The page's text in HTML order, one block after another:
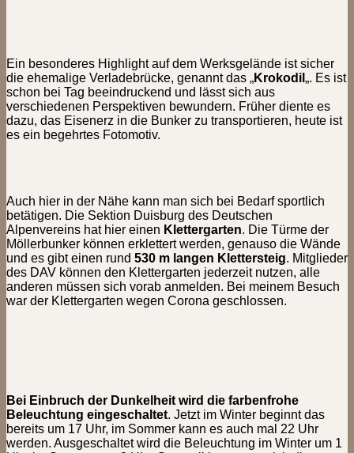
Ein besonderes Highlight auf dem Werksgelände ist sicher
die ehemalige Verladebrücke, genannt das „Krokodil „. Es ist
schon bei Tag beeindruckend und lässt sich aus
verschiedenen Perspektiven bewundern. Früher diente es
dazu, das Eisenerz in die Bunker zu transportieren, heute ist
es ein begehrtes Fotomotiv.
Auch hier in der Nähe kann man sich bei Bedarf sportlich
betätigen. Die Sektion Duisburg des Deutschen
Alpenvereins hat hier einen Klettergarten. Die Türme der
Möllerbunker können erklettert werden, genauso die Wände
und es gibt einen rund 530 m langen Klettersteig. Mitglieder
des DAV können den Klettergarten jederzeit nutzen, alle
anderen müssen sich vorab anmelden. Bei meinem Besuch
war der Klettergarten wegen Corona geschlossen.
Bei Einbruch der Dunkelheit wird die farbenfrohe
Beleuchtung eingeschaltet. Jetzt im Winter beginnt das
bereits um 17 Uhr, im Sommer kann es auch mal 22 Uhr
werden. Ausgeschaltet wird die Beleuchtung im Winter um 1